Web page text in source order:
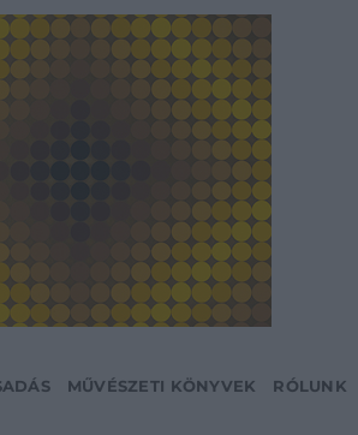
MŰVÉSZETI KÖNYVEK RÓLUNK